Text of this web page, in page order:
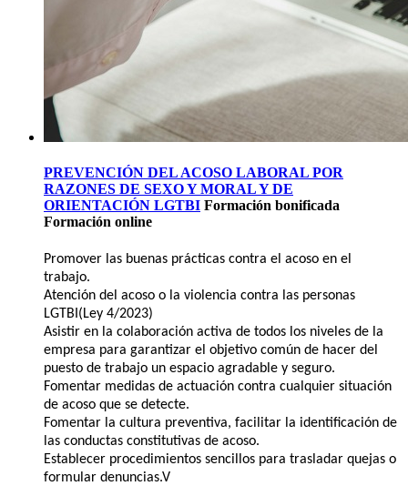
PREVENCIÓN DEL ACOSO LABORAL POR
RAZONES DE SEXO Y MORAL Y DE
ORIENTACIÓN LGTBI Formación bonificada
Formación online
Promover las buenas prácticas contra el acoso en el
trabajo.
Atención del acoso o la violencia contra las personas
LGTBI(Ley 4/2023)
Asistir en la colaboración activa de todos los niveles de la
empresa para garantizar el objetivo común de hacer del
puesto de trabajo un espacio agradable y seguro.
Fomentar medidas de actuación contra cualquier situación
de acoso que se detecte.
Fomentar la cultura preventiva, facilitar la identificación de
las conductas constitutivas de acoso.
Establecer procedimientos sencillos para trasladar quejas o
formular denuncias.V